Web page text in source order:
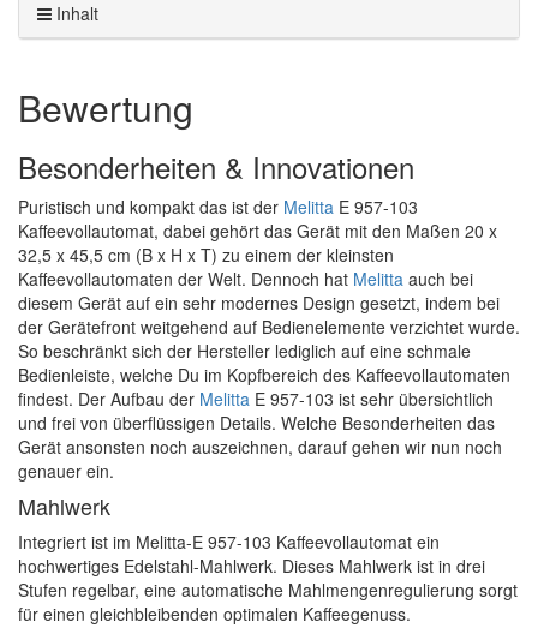
Inhalt
Bewertung
Besonderheiten & Innovationen
Puristisch und kompakt das ist der Melitta E 957-103
Kaffeevollautomat, dabei gehört das Gerät mit den Maßen 20 x
32,5 x 45,5 cm (B x H x T) zu einem der kleinsten
Kaffeevollautomaten der Welt. Dennoch hat Melitta auch bei
diesem Gerät auf ein sehr modernes Design gesetzt, indem bei
der Gerätefront weitgehend auf Bedienelemente verzichtet wurde.
So beschränkt sich der Hersteller lediglich auf eine schmale
Bedienleiste, welche Du im Kopfbereich des Kaffeevollautomaten
findest. Der Aufbau der Melitta E 957-103 ist sehr übersichtlich
und frei von überflüssigen Details. Welche Besonderheiten das
Gerät ansonsten noch auszeichnen, darauf gehen wir nun noch
genauer ein.
Mahlwerk
Integriert ist im Melitta-E 957-103 Kaffeevollautomat ein
hochwertiges Edelstahl-Mahlwerk. Dieses Mahlwerk ist in drei
Stufen regelbar, eine automatische Mahlmengenregulierung sorgt
für einen gleichbleibenden optimalen Kaffeegenuss.